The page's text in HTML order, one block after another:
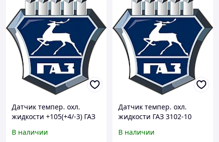
Датчик темпер. охл.
жидкости +105(+4/-3) ГАЗ
В наличии
Датчик темпер. охл.
жидкости ГАЗ 3102-10
В наличии